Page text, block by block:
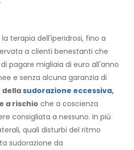
terapia dell'iperidrosi, fino a
a clienti benestanti che
pagare migliaia di euro all'anno
e senza alcuna garanzia di
dellasudorazione eccessiva,
a rischio che a coscienza
consigliata a nessuno. In più
quali disturbi del ritmo
sudorazione da